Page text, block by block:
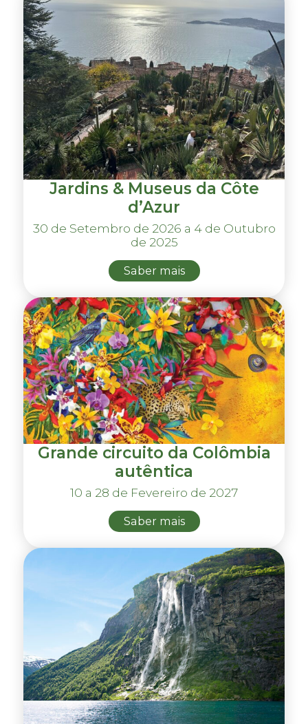
Jardins & Museus da Côte
d’Azur
30 de Setembro de 2026 a 4 de Outubro
de 2025
Saber mais
Grande circuito da Colômbia
autêntica
10 a 28 de Fevereiro de 2027
Saber mais